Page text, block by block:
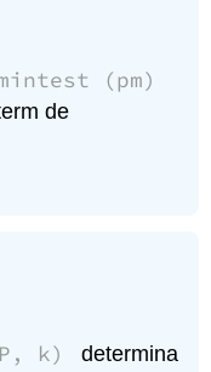
(pm)
de
k)
determina